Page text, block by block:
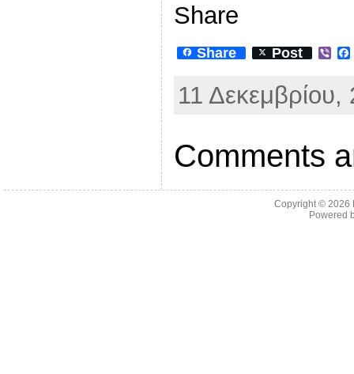
Share
Share Post
V
e
r
11
Comments
Copyright © 2026
Powered